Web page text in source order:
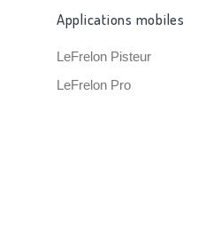
Applications mobiles
LeFrelon Pisteur
LeFrelon Pro